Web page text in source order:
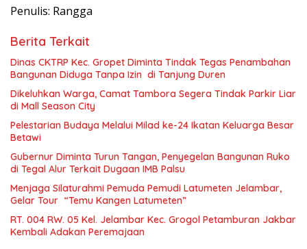
Penulis: Rangga
Berita Terkait
Dinas CKTRP Kec. Gropet Diminta Tindak Tegas Penambahan
Bangunan Diduga Tanpa Izin di Tanjung Duren
Dikeluhkan Warga, Camat Tambora Segera Tindak Parkir Liar
di Mall Season City
Pelestarian Budaya Melalui Milad ke-24 Ikatan Keluarga Besar
Betawi
Gubernur Diminta Turun Tangan, Penyegelan Bangunan Ruko
di Tegal Alur Terkait Dugaan IMB Palsu
Menjaga Silaturahmi Pemuda Pemudi Latumeten Jelambar,
Gelar Tour “Temu Kangen Latumeten”
RT. 004 RW. 05 Kel. Jelambar Kec. Grogol Petamburan Jakbar
Kembali Adakan Peremajaan